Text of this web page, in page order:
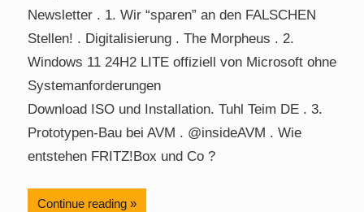
Newsletter . 1. Wir “sparen” an den FALSCHEN
Stellen! . Digitalisierung . The Morpheus . 2.
Windows 11 24H2 LITE offiziell von Microsoft ohne
Systemanforderungen
Download ISO und Installation. Tuhl Teim DE . 3.
Prototypen-Bau bei AVM . @insideAVM . Wie
entstehen FRITZ!Box und Co ?
Continue reading